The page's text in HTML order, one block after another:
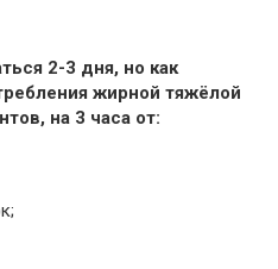
2-3 дня, но как
жирной тяжёлой
на 3 часа от: